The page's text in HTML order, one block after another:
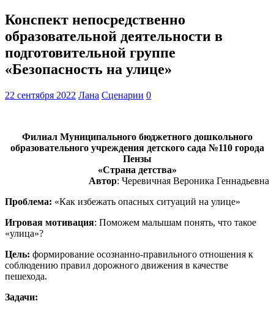
Конспект непосредственно
образовательной деятельности в
подготовительной группе
«Безопасность на улице»
22 сентября 2022 Лана Сценарии 0
Филиал Муниципального бюджетного дошкольного
образовательного учреждения детского сада №110 города
Пензы
«Страна детства»
Автор: Черевичная Вероника Геннадьевна
Проблема: «Как избежать опасных ситуаций на улице»
Игровая мотивация: Поможем малышам понять, что такое
«улица»?
Цель: формирование осознанно-правильного отношения к
соблюдению правил дорожного движения в качестве
пешехода.
Задачи: